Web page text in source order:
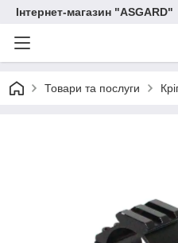
Інтернет-магазин "ASGARD"
Товари та послуги